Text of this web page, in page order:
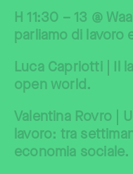
H 11:30 – 13 @
parliamo di lavoro
Luca Capriotti | Il
open world.
Valentina Rovro |
lavoro: tra
economia sociale.